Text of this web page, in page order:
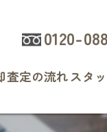
0120-
査定の流れスタ